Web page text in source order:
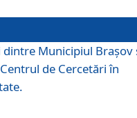
Municipiul Brașov
de Cercetări în